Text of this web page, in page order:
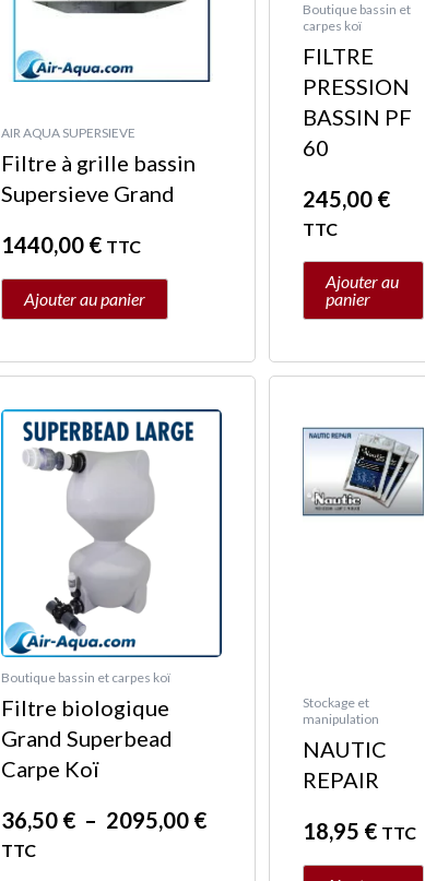
AIR AQUA SUPERSIEVE
Filtre à grille bassin
Supersieve Grand
1440,00 € TTC
Ajouter au panier
Boutique bassin et
carpes koï
FILTRE
PRESSION
BASSIN PF
60
245,00 €
TTC
Ajouter au
panier
Boutique bassin et carpes koï
Filtre biologique
Grand Superbead
Carpe Koï
36,50 € – 2095,00 €
de
TTC
produit
variations.
peuvent
être
produit
Stockage et
manipulation
NAUTIC
REPAIR
18,95 € TTC